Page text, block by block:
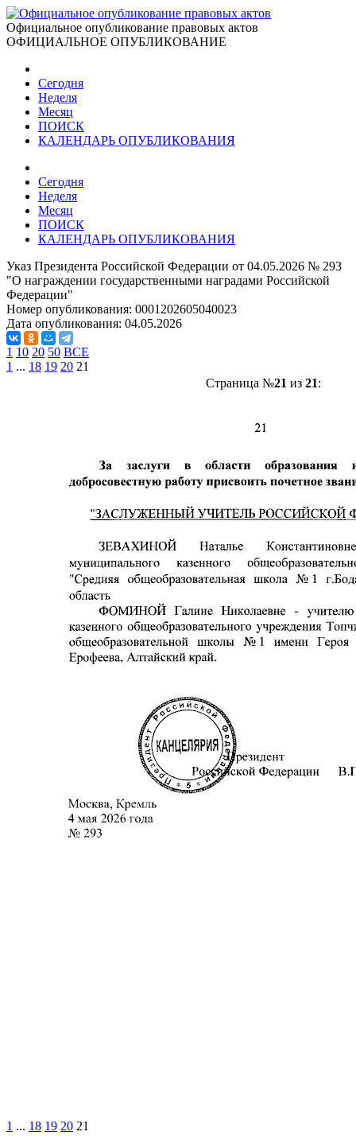
Официальное опубликование правовых актов
ОФИЦИАЛЬНОЕ ОПУБЛИКОВАНИЕ
Сегодня
Неделя
Месяц
ПОИСК
КАЛЕНДАРЬ ОПУБЛИКОВАНИЯ
Сегодня
Неделя
Месяц
ПОИСК
КАЛЕНДАРЬ ОПУБЛИКОВАНИЯ
Указ Президента Российской Федерации от 04.05.2026 № 293
"О награждении государственными наградами Российской
Федерации"
Номер опубликования: 0001202605040023
Дата опубликования: 04.05.2026
1 10 20 50 ВСЕ
1 ... 18 19 20 21
Страница №21 из 21:
1 ... 18 19 20 21